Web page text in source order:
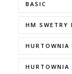
BASIC
HM SWETRY
HURTOWNIA
HURTOWNIA